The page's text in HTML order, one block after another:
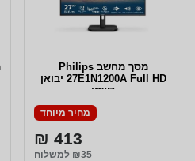
מסך מחשב Philips
27E1N1200A Full HD יבואן
רשמי
מחיר מיוחד
413 ₪
₪35 למשלוח